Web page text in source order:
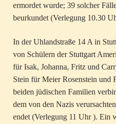
ermordet wurde; 39 solcher
beurkundet (Verlegung 10.30
In der Uhlandstraße 14 A in
von Schülern der Stuttgart
für Isak, Johanna, Fritz und
Stein für Meier Rosenstein und
beiden jüdischen Familien
dem von den Nazis
endet (Verlegung 11 Uhr ). Ein